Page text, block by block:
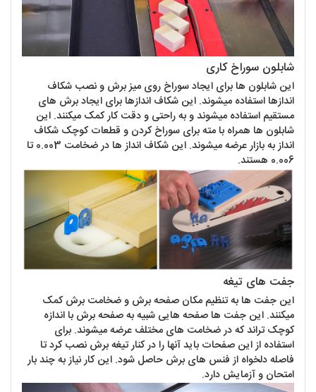
شابلون سوراخ کاری
این شابلون ها برای ایجاد سوراخ روی میز برش و نصب شکاف
اندازها استفاده میشوند. این شکاف اندازها برای ایجاد برش های
مستقیم استفاده میشوند و به راحتی و دقت کار کمک میکنند. این
شابلون ها همراه با مته برای سوراخ کردن و قطعات کوچک شکاف
انداز به بازار عرضه میشوند. این شکاف انداز ها در ضخامت 0.003 تا
0.006 هستند.
جفت های تیغه
این جفت ها به تنظیم مکان صفحه برش و ضخامت برش کمک
میکنند. این جفت ها صفحه هایی شبیه به صفحه برش با اندازه
کوچک تراند که در ضخامت های مختلف عرضه میشوند. برای
استفاده از این صفحات باید آنها را در کنار تیغه برش نصب کرد تا
فاصله دلخواه از فنس های برش حاصل شود. این کار نیاز به چند بار
امتحان و آزمایش دارد.